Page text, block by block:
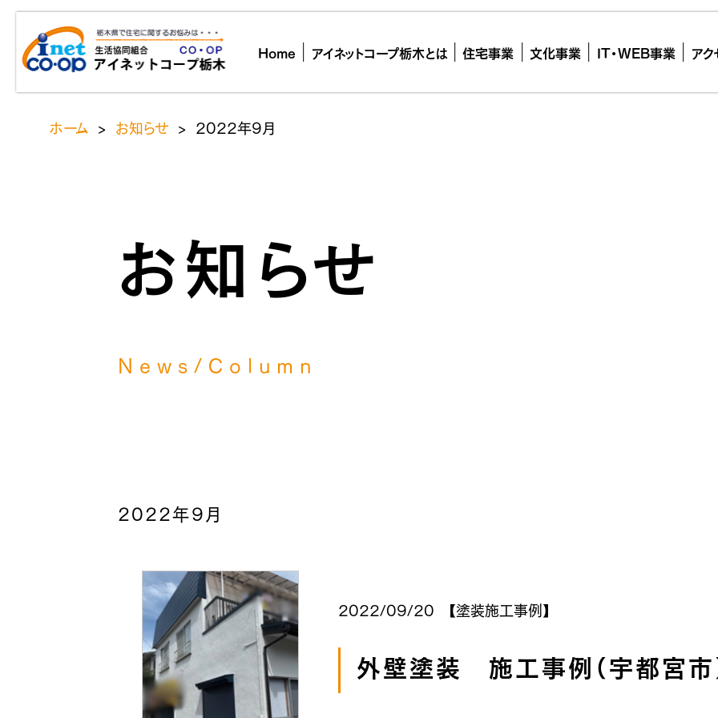
Home アイネットコープ栃木とは 住宅事業 文化事業 IT・WEB事業 ア
ホーム > お知らせ > 2022年9月
お知らせ
News/Column
2022年9月
2022/09/20 【塗装施工事例】
外壁塗装 施工事例（宇都宮市